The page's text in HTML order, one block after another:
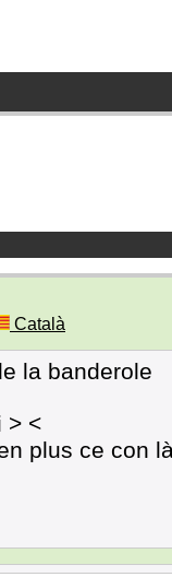
Català
la banderole
> <
plus ce con